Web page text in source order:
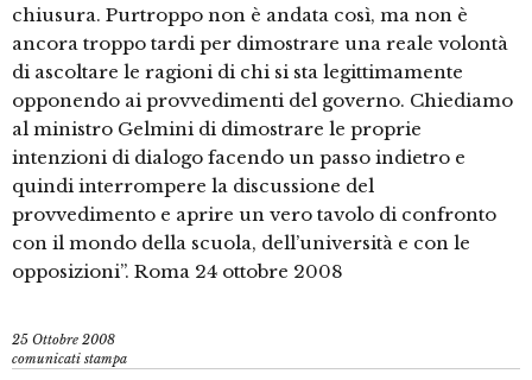
chiusura. Purtroppo non è andata così, ma non è
ancora troppo tardi per dimostrare una reale volontà
di ascoltare le ragioni di chi si sta legittimamente
opponendo ai provvedimenti del governo. Chiediamo
al ministro Gelmini di dimostrare le proprie
intenzioni di dialogo facendo un passo indietro e
quindi interrompere la discussione del
provvedimento e aprire un vero tavolo di confronto
con il mondo della scuola, dell’università e con le
opposizioni”. Roma 24 ottobre 2008
25 Ottobre 2008
comunicati stampa